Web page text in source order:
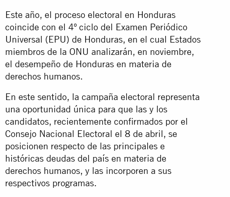
Este año, el proceso electoral en Honduras
coincide con el 4º ciclo del Examen Periódico
Universal (EPU) de Honduras, en el cual Estados
miembros de la ONU analizarán, en noviembre,
el desempeño de Honduras en materia de
derechos humanos.
En este sentido, la campaña electoral representa
una oportunidad única para que las y los
candidatos, recientemente confirmados por el
Consejo Nacional Electoral el 8 de abril, se
posicionen respecto de las principales e
históricas deudas del país en materia de
derechos humanos, y las incorporen a sus
respectivos programas.